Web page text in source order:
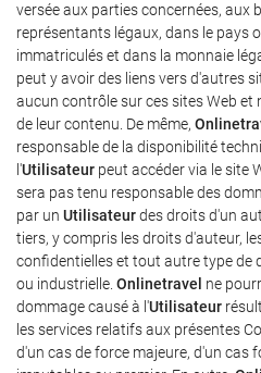
versée aux parties concernées, aux
représentants légaux, dans le pays
immatriculés et dans la monnaie
peut y avoir des liens vers d'autres
aucun contrôle sur ces sites Web et
de leur contenu. De même,
responsable de la disponibilité
l'Utilisateur peut accéder via le site
sera pas tenu responsable des
par un Utilisateurdes droits d'un
tiers, y compris les droits d'auteur,
confidentielles et tout autre type de
ou industrielle. Onlinetravel ne
dommage causé à l'Utilisateur
les services relatifs aux présentes
d'un cas de force majeure, d'un cas